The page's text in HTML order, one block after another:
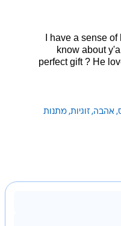
I have a sense
know about
perfect gift ? He
אהבה זוגיות מתנות